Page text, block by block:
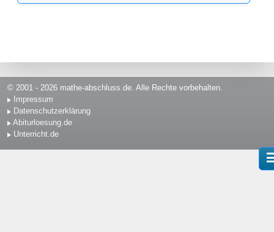
© 2001 - 2026 mathe-abschluss.de. Alle Rechte vorbehalten.
Impressum
Datenschutzerklärung
Abiturloesung.de
Unterricht.de